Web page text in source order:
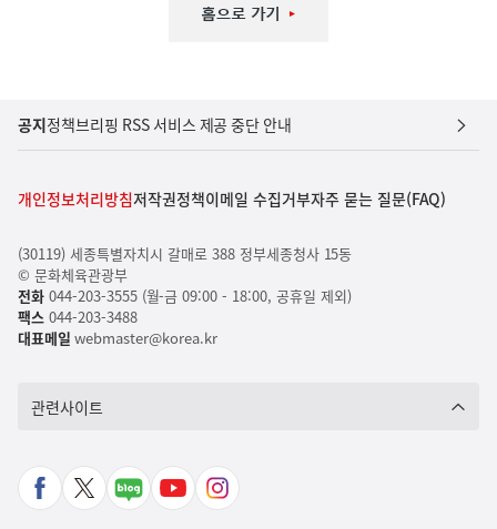
공지정책브리핑 RSS 서비스 제공 중단 안내
개인정보처리방침저작권정책이메일 수집거부자주 묻는 질문(FAQ)
(30119) 세종특별자치시 갈매로 388 정부세종청사 15동
© 문화체육관광부
전화044-203-3555 (월-금 09:00 - 18:00, 공휴일 제외)
팩스044-203-3488
대표메일 webmaster@korea.kr
관련사이트
페
X
네
유
인